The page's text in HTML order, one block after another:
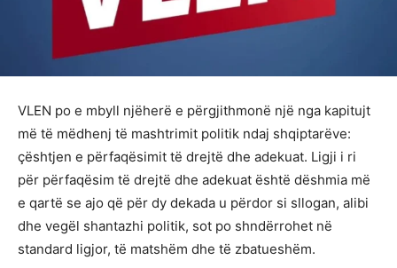
VLEN po e mbyll njëherë e përgjithmonë një nga kapitujt
më të mëdhenj të mashtrimit politik ndaj shqiptarëve:
çështjen e përfaqësimit të drejtë dhe adekuat. Ligji i ri
për përfaqësim të drejtë dhe adekuat është dëshmia më
e qartë se ajo që për dy dekada u përdor si sllogan, alibi
dhe vegël shantazhi politik, sot po shndërrohet në
standard ligjor, të matshëm dhe të zbatueshëm.